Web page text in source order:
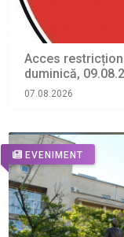
Acces
duminică,
07.08.2026
EVENIMENT